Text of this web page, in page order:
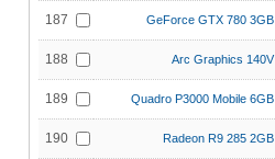
187 GeForce GTX 780 3GB
188 Arc Graphics 140V
189 Quadro P3000 Mobile 6GB
190 Radeon R9 285 2GB